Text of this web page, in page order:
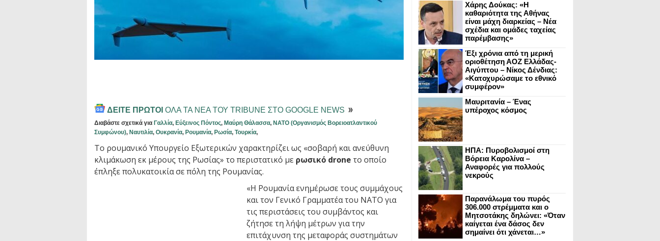
Χάρης Δούκας: «Η
καθαριότητα της Αθήνας
είναι μάχη διαρκείας – Νέα
σχέδια και ομάδες ταχείας
παρέμβασης»
Έξι χρόνια από τη μερική
οριοθέτηση ΑΟΖ Ελλάδας-
Αιγύπτου – Νίκος Δένδιας:
«Κατοχυρώσαμε το εθνικό
συμφέρον»
Μαυριτανία – Ένας
υπέροχος κόσμος
ΗΠΑ: Πυροβολισμοί στη
Βόρεια Καρολίνα –
Αναφορές για πολλούς
νεκρούς
Παρανάλωμα του πυρός
306.000 στρέμματα και ο
Μητσοτάκης δηλώνει: «Όταν
καίγεται ένα δάσος δεν
σημαίνει ότι χάνεται…»
ΔΕΙΤΕ ΠΡΩΤΟΙ ΟΛΑ ΤΑ ΝΕΑ ΤΟΥ TRIBUNE ΣΤΟ GOOGLE NEWS
Διαβάστε σχετικά για Γαλλία, Εύξεινος Πόντος, Μαύρη Θάλασσα, ΝΑΤΟ (Οργανισμός Βορειοατλαντικού
Συμφώνου), Ναυτιλία, Ουκρανία, Ρουμανία, Ρωσία, Τουρκία,
Το ρουμανικό Υπουργείο Εξωτερικών χαρακτηρίζει ως «σοβαρή και ανεύθυνη
κλιμάκωση εκ μέρους της Ρωσίας» το περιστατικό με ρωσικό drone το οποίο
έπληξε πολυκατοικία σε πόλη της Ρουμανίας.
«Η Ρουμανία ενημέρωσε τους συμμάχους
και τον Γενικό Γραμματέα του ΝΑΤΟ για
τις περιστάσεις του συμβάντος και
ζήτησε τη λήψη μέτρων για την
επιτάχυνση της μεταφοράς συστημάτων